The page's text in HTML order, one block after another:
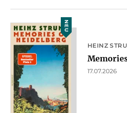
NEU
HEINZ
17.07.2026